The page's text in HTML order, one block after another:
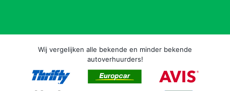
Wij vergelijken alle bekende en minder bekende
autoverhuurders!